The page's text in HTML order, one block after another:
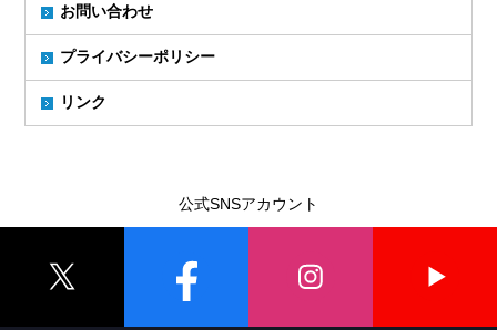
お問い合わせ
プライバシーポリシー
リンク
公式SNSアカウント